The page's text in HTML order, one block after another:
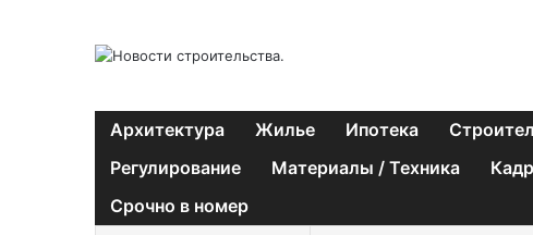
Архитектура Жилье Ипотека
Регулирование
Материалы / Техника
Срочно в номер